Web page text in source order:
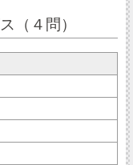
（４問）